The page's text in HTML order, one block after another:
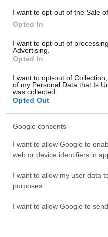
I want to opt-out of the Sale
Opted In
I want to opt-out of
Advertising.
Opted In
I want to opt-out of
of my Personal Data that Is
was collected.
Opted Out
Google consents
I want to allow Google to
web or device identifiers in
I want to allow my user data
purposes.
I want to allow Google to